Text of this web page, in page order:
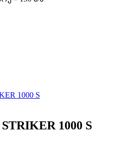
1000 S